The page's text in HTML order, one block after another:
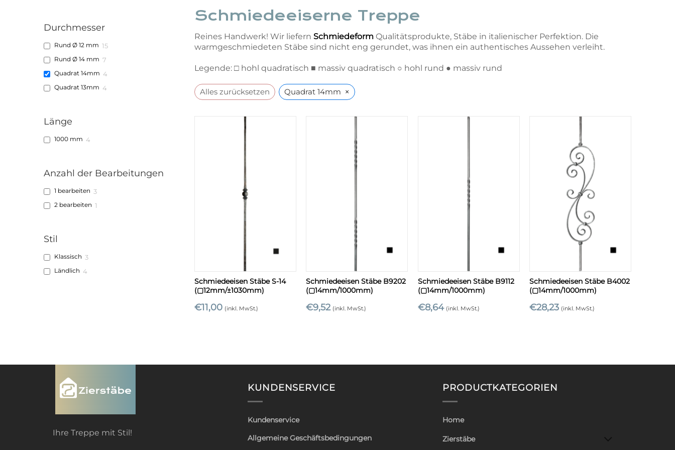
Durchmesser
Rund Ø 12 mm 15
Rund Ø 14 mm 7
Quadrat 14mm 4
Quadrat 13mm 4
Länge
1000 mm 4
Anzahl der Bearbeitungen
1 bearbeiten 3
2 bearbeiten 1
Stil
Klassisch 3
Ländlich 4
Schmiedeeiserne Treppe
Reines Handwerk! Wir liefern Schmiedeform Qualitätsprodukte, Stäbe in italienischer Perfektion. Die
warmgeschmiedeten Stäbe sind nicht eng gerundet, was ihnen ein authentisches Aussehen verleiht.
Legende: □ hohl quadratisch ■ massiv quadratisch ○ hohl rund ● massiv rund
Alles zurücksetzen Quadrat 14mm ×
Schmiedeeisen Stäbe S-14
(▢12mm/±1030mm)
€11,00 (inkl. MwSt.)
Schmiedeeisen Stäbe B9202
(▢14mm/1000mm)
€9,52 (inkl. MwSt.)
Schmiedeeisen Stäbe B9112
(▢14mm/1000mm)
€8,64 (inkl. MwSt.)
Schmiedeeisen Stäbe B4002
(▢14mm/1000mm)
€28,23 (inkl. MwSt.)
Ihre Treppe mit Stil!
KUNDENSERVICE
Kundenservice
Allgemeine Geschäftsbedingungen
PRODUCTKATEGORIEN
Home
Zierstäbe